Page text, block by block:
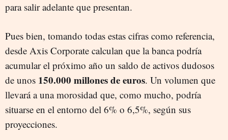
para salir adelante que presentan.
Pues bien, tomando todas estas cifras como referencia,
desde Axis Corporate calculan que la banca podría
acumular el próximo año un saldo de activos dudosos
de unos 150.000 millones de euros. Un volumen que
llevará a una morosidad que, como mucho, podría
situarse en el entorno del 6% o 6,5%, según sus
proyecciones.